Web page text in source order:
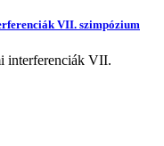
VII. szimpózium
interferenciák VII.